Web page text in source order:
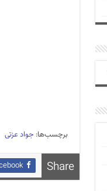
برچسب‌ها: جواد عزتی
Share